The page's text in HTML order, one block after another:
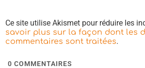
Ce site utilise Akismet pour réduire les
savoir plus sur la façon dont les
commentaires sont traitées.
0 COMMENTAIRES